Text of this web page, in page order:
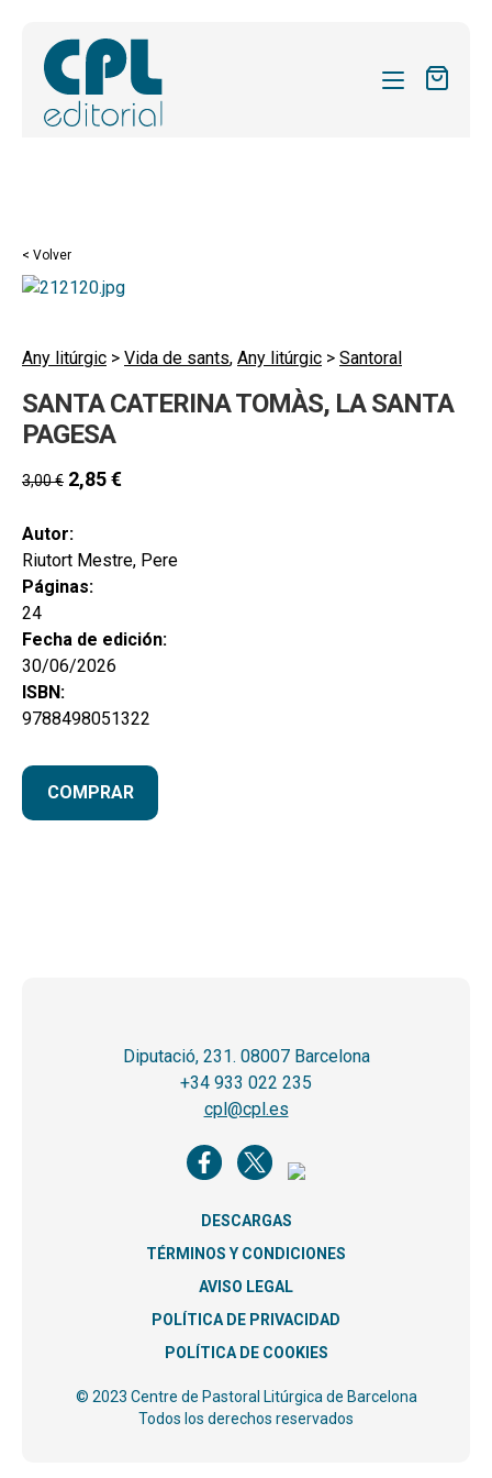
REVISTAS
FORMAS
hijo
el
BLOG
CONTACTO
BUSCAR
CAT
ESP
< Volver
Any litúrgic > Vida de sants, Any litúrgic > Santoral
SANTA CATERINA TOMÀS, LA SANTA
PAGESA
3,00€ 2,85€
Autor:
Riutort Mestre, Pere
Páginas:
24
Fecha de edición:
30/06/2026
ISBN:
9788498051322
COMPRAR
Diputació, 231. 08007 Barcelona
+34 933 022 235
cpl@cpl.es
DESCARGAS
TÉRMINOS Y CONDICIONES
AVISO LEGAL
POLÍTICA DE PRIVACIDAD
POLÍTICA DE COOKIES
© 2023 Centre de Pastoral Litúrgica de Barcelona
Todos los derechos reservados